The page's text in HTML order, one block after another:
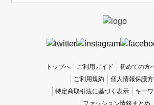
トップへ ご利用ガイド 初めての方
ご利用規約
個人情報保護
特定商取引法に基づく表示
キー